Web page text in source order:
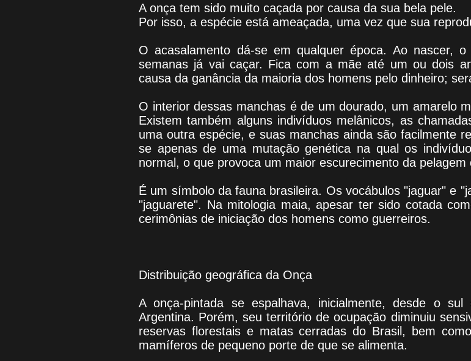
A onça tem sido muito caçada por causa da sua bela pele.
Por isso, a espécie está ameaçada, uma vez que sua
O acasalamento dá-se em qualquer época. Ao nascer,
semanas já vai caçar. Fica com a mãe até um ou dois
causa da ganância da maioria dos homens pelo dinheiro;
O interior dessas manchas é de um dourado, um amarelo
Existem também alguns indivíduos melânicos, as
uma outra espécie, e suas manchas ainda são facilmente
se apenas de uma mutação genética na qual os
normal, o que provoca um maior escurecimento da pelagem
É um símbolo da fauna brasileira. Os vocábulos "jaguar" e
"jaguarete". Na mitologia maia, apesar ter sido cotada
cerimônias de iniciação dos homens como guerreiros.
Distribuição geográfica da Onça
A onça-pintada se espalhava, inicialmente, desde o
Argentina. Porém, seu território de ocupação diminuiu
reservas florestais e matas cerradas do Brasil, bem
mamíferos de pequeno porte de que se alimenta.